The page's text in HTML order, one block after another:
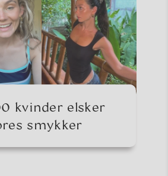
kvinder elsker
smykker